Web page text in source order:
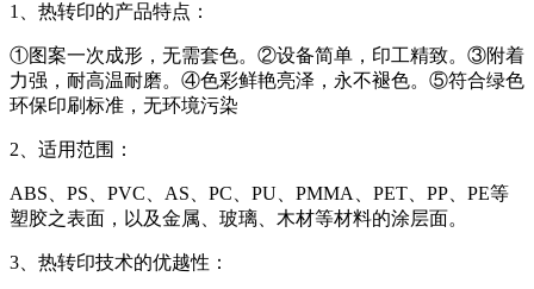
1、热转印的产品特点：
①图案一次成形，无需套色。②设备简单，印工精致。③附着
力强，耐高温耐磨。④色彩鲜艳亮泽，永不褪色。⑤符合绿色
环保印刷标准，无环境污染
2、适用范围：
ABS、PS、PVC、AS、PC、PU、PMMA、PET、PP、PE等
塑胶之表面，以及金属、玻璃、木材等材料的涂层面。
3、热转印技术的优越性：